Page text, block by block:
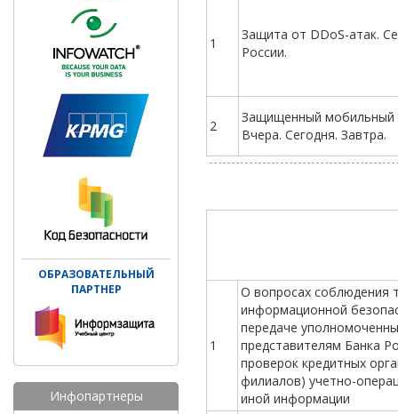
ОБРАЗОВАТЕЛЬНЫЙ
ПАРТНЕР
Инфопартнеры
1
Защита от DDoS-атак.
России.
2
Защищенный мобильный
Вчера. Сегодня. Завтра.
1
О вопросах соблюдения
информационной
передаче
представителям Банка
проверок кредитных
филиалов) учетно-
иной информации